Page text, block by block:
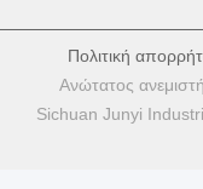
Πολιτική
Ανώτατος
Sichuan Junyi